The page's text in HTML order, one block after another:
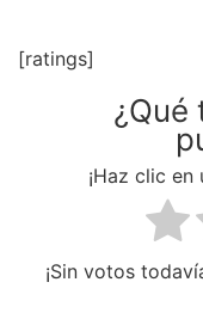
[ratings]
¿Qué
¡Haz clic
¡Sin votos